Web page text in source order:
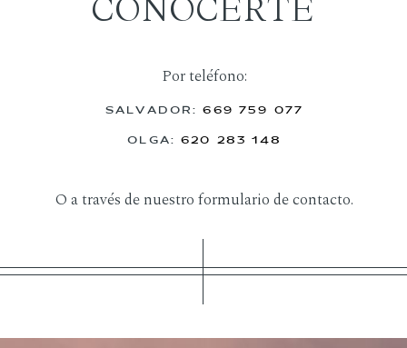
BIOGRAFÍA
BLOG
Por teléfono:
SALVADOR:669 759 077
OLGA:620 283 148
O a través de nuestro formulario de contacto.